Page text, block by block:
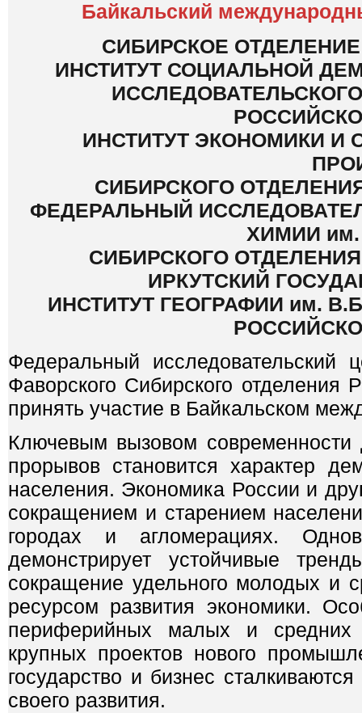
Байкальский
СИБИРСКОЕ
ИНСТИТУТ СОЦИАЛЬНОЙ
ИНСТИТУТ ЭКОНОМИКИ
СИБИРСКОГО
ФЕДЕРАЛЬНЫЙ
ХИМИИ
СИБИРСКОГО
ИРКУТСКИЙ
ИНСТИТУТ ГЕОГРАФИИ им.
Федеральный исследовательский
Фаворского Сибирского отделения
принять участие в Байкальском
Ключевым вызовом современности
прорывов становится характер
населения. Экономика России и
сокращением и старением
городах и агломерациях.
демонстрирует устойчивые
сокращение удельного молодых и
ресурсом развития экономики.
периферийных малых и
крупных проектов нового
государство и бизнес
своего развития.